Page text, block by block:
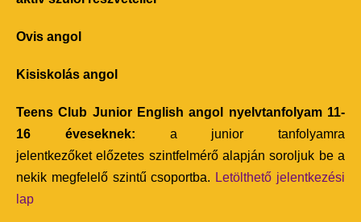
Ovis angol
Kisiskolás angol
Teens Club Junior English angol nyelvtanfolyam 11-
16 éveseknek: a junior tanfolyamra
jelentkezőket előzetes szintfelmérő alapján soroljuk be a
nekik megfelelő szintű csoportba. Letölthető jelentkezési
lap